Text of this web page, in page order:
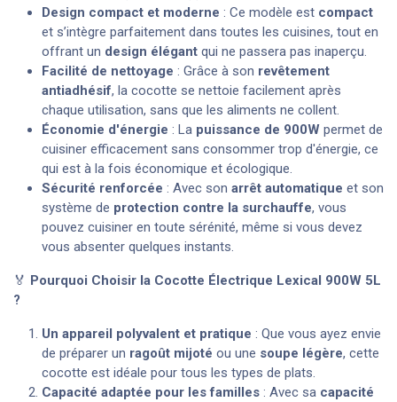
Design compact et moderne : Ce modèle est compact
et s’intègre parfaitement dans toutes les cuisines, tout en
offrant un design élégant qui ne passera pas inaperçu.
Facilité de nettoyage : Grâce à son revêtement
antiadhésif, la cocotte se nettoie facilement après
chaque utilisation, sans que les aliments ne collent.
Économie d'énergie : La puissance de 900W permet de
cuisiner efficacement sans consommer trop d'énergie, ce
qui est à la fois économique et écologique.
Sécurité renforcée : Avec son arrêt automatique et son
système de protection contre la surchauffe, vous
pouvez cuisiner en toute sérénité, même si vous devez
vous absenter quelques instants.
🏅 Pourquoi Choisir la Cocotte Électrique Lexical 900W 5L
?
Un appareil polyvalent et pratique : Que vous ayez envie
de préparer un ragoût mijoté ou une soupe légère, cette
cocotte est idéale pour tous les types de plats.
Capacité adaptée pour les familles : Avec sa capacité